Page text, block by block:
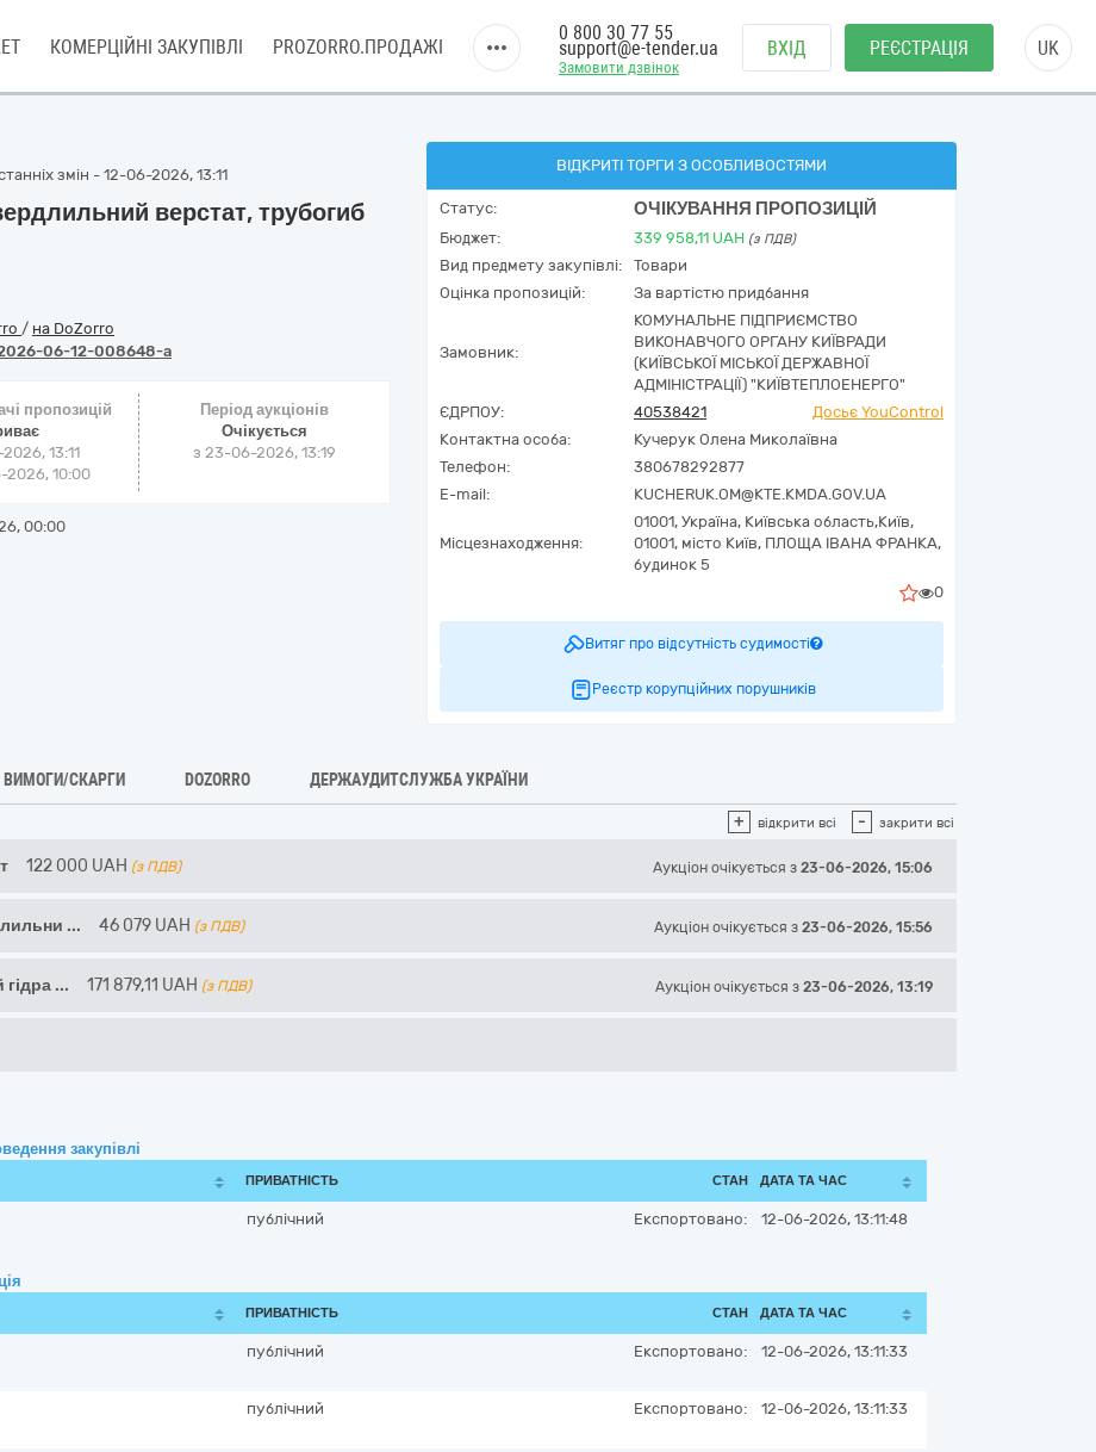
КОМЕРЦІЙНІ ЗАКУПІВЛІ PROZORRO.ПРОДАЖІ
Замовити дзвінок
0 800 30 77 55
support@e-tender.ua ВХІД РЕЄСТРАЦІЯ UK
змін - 12-06-2026, 13:11
верстат, трубогиб
/ на DoZorro
06-12-008648-a
пропозицій
13:11
2026, 10:00
Період аукціонів
Очікується
з 23-06-2026, 13:19
00:00
ВІДКРИТІ ТОРГИ З ОСОБЛИВОСТЯМИ
Статус: ОЧІКУВАННЯ ПРОПОЗИЦІЙ
Бюджет: 339 958,11 UAH (з ПДВ)
Вид предмету закупівлі:
Товари
Оцінка пропозицій:
За вартістю придбання
Замовник:
КОМУНАЛЬНЕ ПІДПРИЄМСТВО
ВИКОНАВЧОГО ОРГАНУ КИЇВРАДИ
(КИЇВСЬКОЇ МІСЬКОЇ ДЕРЖАВНОЇ
АДМІНІСТРАЦІЇ) "КИЇВТЕПЛОЕНЕРГО"
ЄДРПОУ:
40538421
Досьє YouControl
Контактна особа:
Кучерук Олена Миколаївна
Телефон:
380678292877
E-mail:
KUCHERUK.OM@KTE.KMDA.GOV.UA
Місцезнаходження:
01001, Україна, Київська область,Київ,
01001, місто Київ, ПЛОЩА ІВАНА ФРАНКА,
будинок 5
0
Витяг про відсутність судимості
Реєстр корупційних порушників
ВИМОГИ/СКАРГИ DOZORRO ДЕРЖАУДИТСЛУЖБА УКРАЇНИ
+ відкрити всі - закрити всі
122 000 UAH (з ПДВ) Аукціон очікується з 23-06-2026, 15:06
... 46 079 UAH (з ПДВ) Аукціон очікується з 23-06-2026, 15:56
... 171 879,11 UAH (з ПДВ) Аукціон очікується з 23-06-2026, 13:19
закупівлі
ПРИВАТНІСТЬ СТАН ДАТА ТА ЧАС
публічний Експортовано: 12-06-2026, 13:11:48
ПРИВАТНІСТЬ СТАН ДАТА ТА ЧАС
публічний Експортовано: 12-06-2026, 13:11:33
публічний Експортовано: 12-06-2026, 13:11:33